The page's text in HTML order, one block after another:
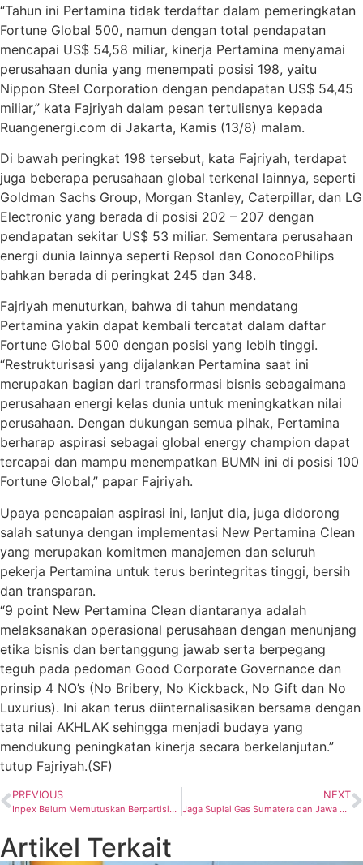
“Tahun ini Pertamina tidak terdaftar dalam pemeringkatan
Fortune Global 500, namun dengan total pendapatan
mencapai US$ 54,58 miliar, kinerja Pertamina menyamai
perusahaan dunia yang menempati posisi 198, yaitu
Nippon Steel Corporation dengan pendapatan US$ 54,45
miliar,” kata Fajriyah dalam pesan tertulisnya kepada
Ruangenergi.com di Jakarta, Kamis (13/8) malam.
Di bawah peringkat 198 tersebut, kata Fajriyah, terdapat
juga beberapa perusahaan global terkenal lainnya, seperti
Goldman Sachs Group, Morgan Stanley, Caterpillar, dan LG
Electronic yang berada di posisi 202 – 207 dengan
pendapatan sekitar US$ 53 miliar. Sementara perusahaan
energi dunia lainnya seperti Repsol dan ConocoPhilips
bahkan berada di peringkat 245 dan 348.
Fajriyah menuturkan, bahwa di tahun mendatang
Pertamina yakin dapat kembali tercatat dalam daftar
Fortune Global 500 dengan posisi yang lebih tinggi.
“Restrukturisasi yang dijalankan Pertamina saat ini
merupakan bagian dari transformasi bisnis sebagaimana
perusahaan energi kelas dunia untuk meningkatkan nilai
perusahaan. Dengan dukungan semua pihak, Pertamina
berharap aspirasi sebagai global energy champion dapat
tercapai dan mampu menempatkan BUMN ini di posisi 100
Fortune Global,” papar Fajriyah.
Upaya pencapaian aspirasi ini, lanjut dia, juga didorong
salah satunya dengan implementasi New Pertamina Clean
yang merupakan komitmen manajemen dan seluruh
pekerja Pertamina untuk terus berintegritas tinggi, bersih
dan transparan.
“9 point New Pertamina Clean diantaranya adalah
melaksanakan operasional perusahaan dengan menunjang
etika bisnis dan bertanggung jawab serta berpegang
teguh pada pedoman Good Corporate Governance dan
prinsip 4 NO’s (No Bribery, No Kickback, No Gift dan No
Luxurius). Ini akan terus diinternalisasikan bersama dengan
tata nilai AKHLAK sehingga menjadi budaya yang
mendukung peningkatan kinerja secara berkelanjutan.”
tutup Fajriyah.(SF)
PREVIOUS
Inpex Belum Memutuskan Berpartisipasi
NEXT
Jaga Suplai Gas Sumatera dan Jawa Barat, Pertamina EP Selesaikan Proyek Kompresor Gas SKG-19
Artikel Terkait